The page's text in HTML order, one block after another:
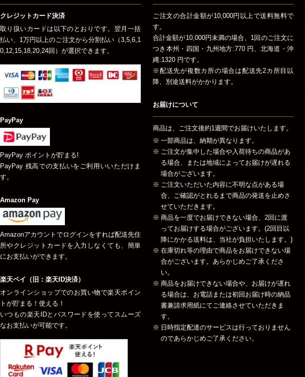
クレジットカード決済
取り扱いカードは以下のとおりです。翌月一括
払い、1万円以上のご注文から分割払い（3,5,6,1
0,12,15,18,20,24回）が選択できます。
PayPay
PayPay ポイントが貯まる!
PayPay 残高での支払いをご利用いいただけま
す。
Amazon Pay
Amazonアカウントでログインをすれば配送先住
所やクレジットカードを入力しなくても、簡単
にお支払いができます。
楽天ペイ（旧：楽天ID決済）
オンラインショップでのお買い物で楽天ポイン
トが貯まる！使える！
いつもの楽天IDとパスワードを使ってスムーズ
なお支払いが可能です。
ご注文の合計金額が10,000円以上で送料無料で
す。
合計金額が10,000円未満の場合、1回のご注文に
つき本州・四国・九州地方:770 円、北海道・沖
縄:1320 円です。
※配送先が複数カ所の場合は配送先2カ所目以
降、別途送料がかかります。
お届けについて
商品は、ご注文後約1週間でお届けいたします。
一部商品は、納期が異なります。
ご注文が集中した場合や入荷待ちの商品があ
る場合、または地域によってお届けが遅れる
場合がございます。
ご注文いただいた内容に不明な点がある場
合、ご確認がとれるまで商品の発送を止めさ
せていただきます。
商品を一度でお届けできない場合、2回に渡
ってお届けする場合がございます。(2回目以
降にかかる送料は、当社が負担いたします。)
在庫切れ等の理由で商品をお届けできない場
合がございます。あらかじめご了承くださ
い。
商品をお届けできない場合や、お届けが遅れ
る場合は、お電話または初回お届け時の納品
書兼請求用紙にてご連絡させていただきま
す。
日時指定配達のサービスは行っておりません
のであらかじめご了承ください。